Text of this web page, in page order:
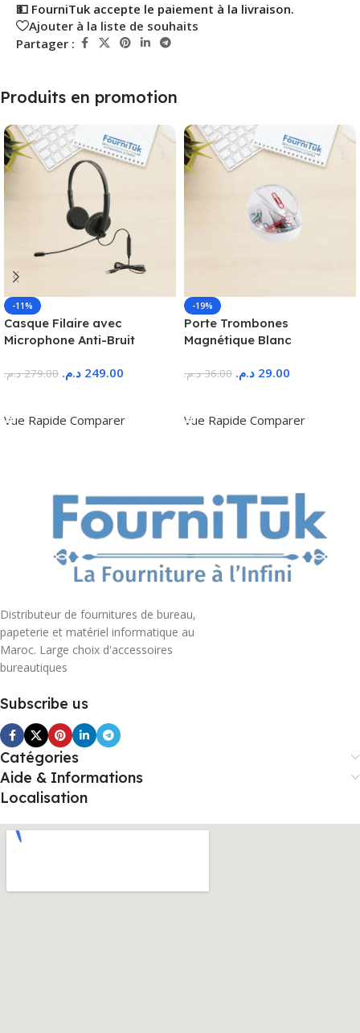
💵 FourniTuk accepte le paiement à la livraison.
Ajouter à la liste de souhaits
Partager :
Produits en promotion
-11%
Casque Filaire avec
Microphone Anti-Bruit
279.00 د.م. 249.00 د.م.
Vue Rapide Comparer
-19%
Porte Trombones
Magnétique Blanc
36.00 د.م. 29.00 د.م.
Vue Rapide Comparer
Distributeur de fournitures de bureau,
papeterie et matériel informatique au
Maroc. Large choix d'accessoires
bureautiques
Subscribe us
Catégories
Aide & Informations
Localisation